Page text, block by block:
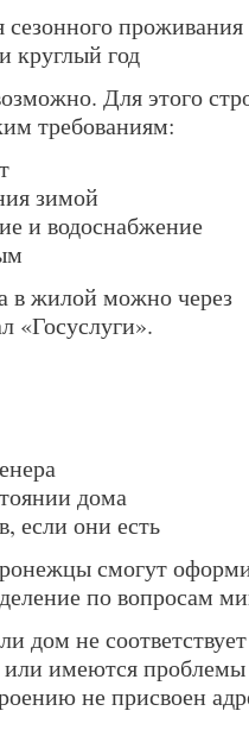
проживания
круглый год
Для этого
требованиям:
зимой
и водоснабжение
в жилой можно через
дома
если они есть
смогут
по вопросам
дом не соответствует
или имеются проблемы
не присвоен